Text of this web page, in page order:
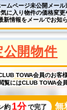
ムページ未公開メール
に入り物件の価格変更
新情報をメールでお知
開物件
TOWA会員のお客
覧にはCLUB TOWA会
約1分で完了 無